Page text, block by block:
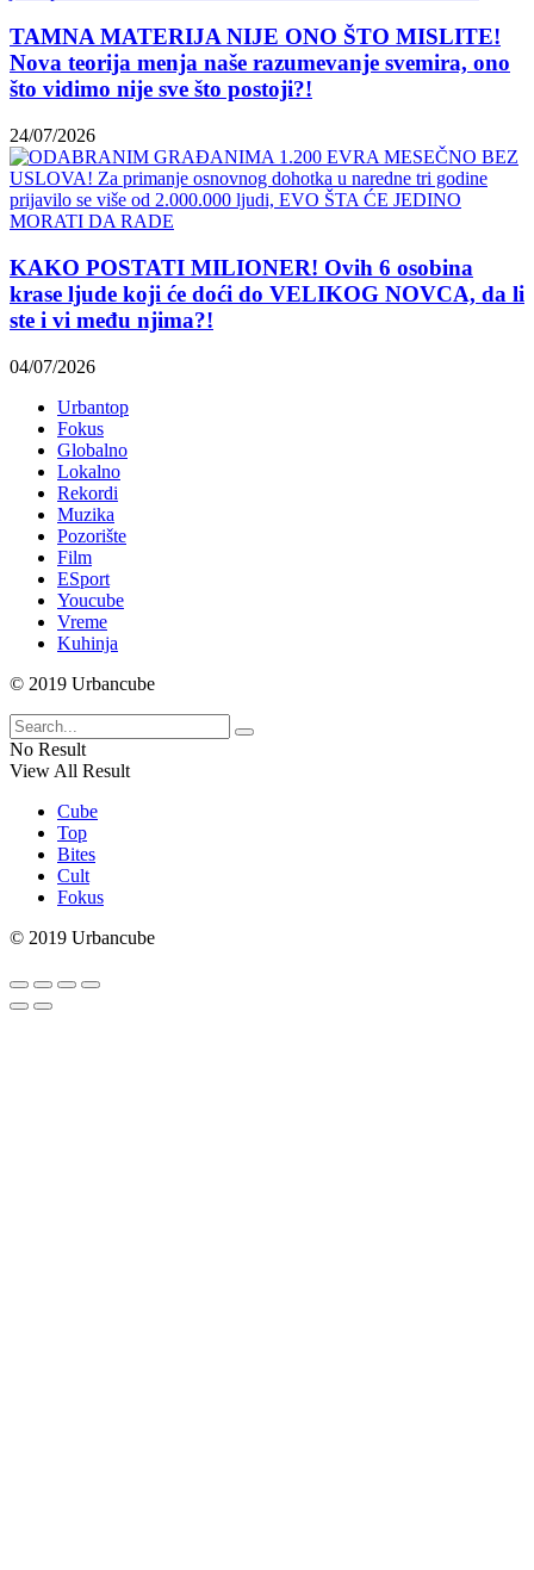
TAMNA MATERIJA NIJE ONO ŠTO MISLITE!
Nova teorija menja naše razumevanje svemira, ono
što vidimo nije sve što postoji?!
24/07/2026
KAKO POSTATI MILIONER! Ovih 6 osobina
krase ljude koji će doći do VELIKOG NOVCA, da li
ste i vi među njima?!
04/07/2026
Urbantop
Fokus
Globalno
Lokalno
Rekordi
Muzika
Pozorište
Film
ESport
Youcube
Vreme
Kuhinja
© 2019 Urbancube
No Result
View All Result
Cube
Top
Bites
Cult
Fokus
© 2019 Urbancube